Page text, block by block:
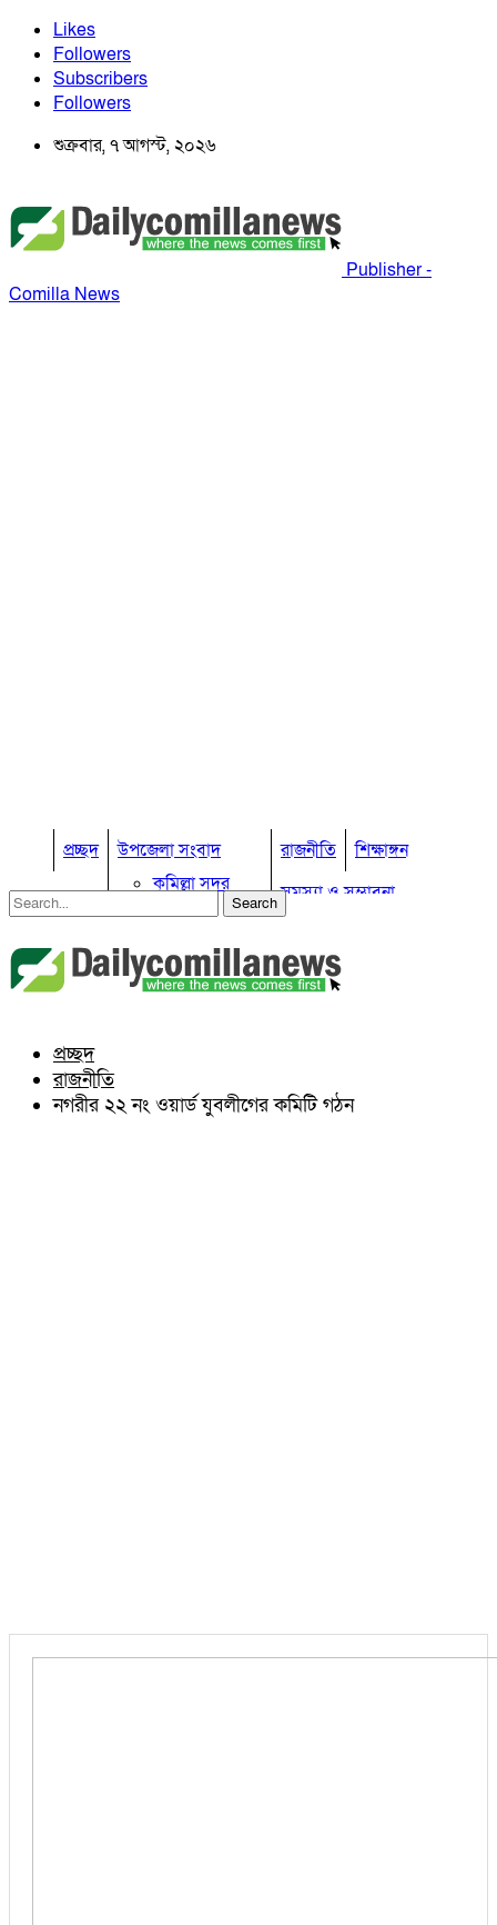
Likes
Followers
Subscribers
Followers
শুক্রবার, ৭ আগস্ট, ২০২৬
Publisher -
Comilla News
প্রচ্ছদ
উপজেলা সংবাদ
কুমিল্লা সদর
কুমিল্লা সদর দক্ষিণ
ব্রাহ্মণপাড়া
লাকসাম
লালমাই
রাজনীতি
শিক্ষাঙ্গন
সমস্যা ও সম্ভাবনা
কুমিল্লা ভোটের হাওয়া
কুমিল্লার ঐতিহ্য
প্রচ্ছদ
রাজনীতি
নগরীর ২২ নং ওয়ার্ড যুবলীগের কমিটি গঠন